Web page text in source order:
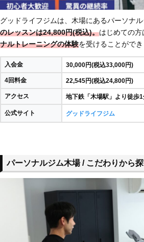
グッドライフジムは、木場にあるパーソナル
のレッスンは24,800円(税込)。はじめての方
ナルトレーニングの体験を受けることがで
入会金 30,000円(税込33,000円)
4回料金 22,545円(税込24,800円)
アクセス 地下鉄「木場駅」より徒歩
公式サイト グッドライフジム
パーソナルジム木場 / こだわりから